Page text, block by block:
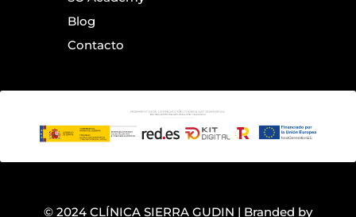
Blog
Contacto
© 2024 CLÍNICA SIERRA GUDIN | Branded by